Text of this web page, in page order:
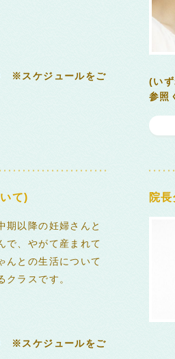
※スケジュールをご
(い
参照
て)
期以降の妊婦さんと
で、やがて産まれて
んとの生活について
クラスです。
※スケジュールをご
院